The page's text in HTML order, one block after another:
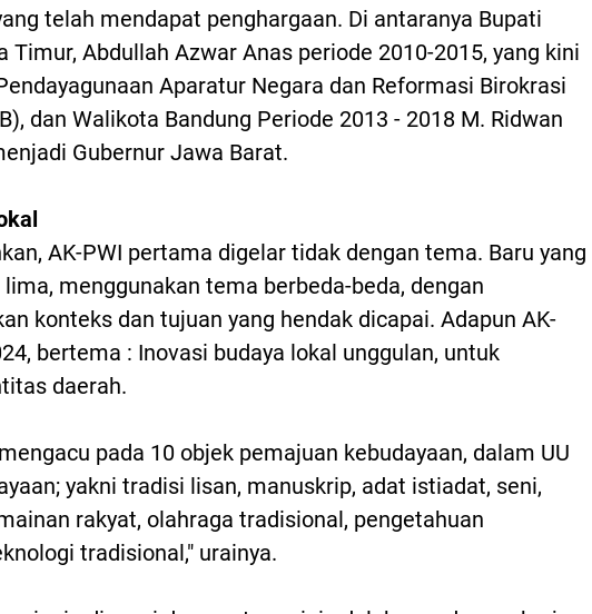
telah mendapat penghargaan. Di antaranya Bupati
Timur, Abdullah Azwar Anas periode 2010-2015, yang kini
Aparatur Negara dan Reformasi Birokrasi
dan Walikota Bandung Periode 2013 - 2018 M. Ridwan
Gubernur Jawa Barat.
AK-PWI pertama digelar tidak dengan tema. Baru yang
menggunakan tema berbeda-beda, dengan
konteks dan tujuan yang hendak dicapai. Adapun AK-
bertema : Inovasi budaya lokal unggulan, untuk
daerah.
pada 10 objek pemajuan kebudayaan, dalam UU
yakni tradisi lisan, manuskrip, adat istiadat, seni,
rakyat, olahraga tradisional, pengetahuan
tradisional," urainya.